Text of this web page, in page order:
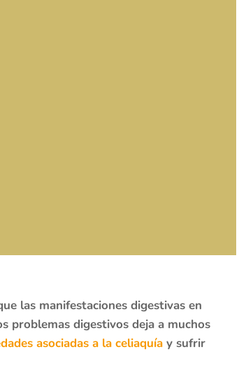
las manifestaciones digestivas en
problemas digestivos deja a muchos
asociadas a la celiaquía y sufrir